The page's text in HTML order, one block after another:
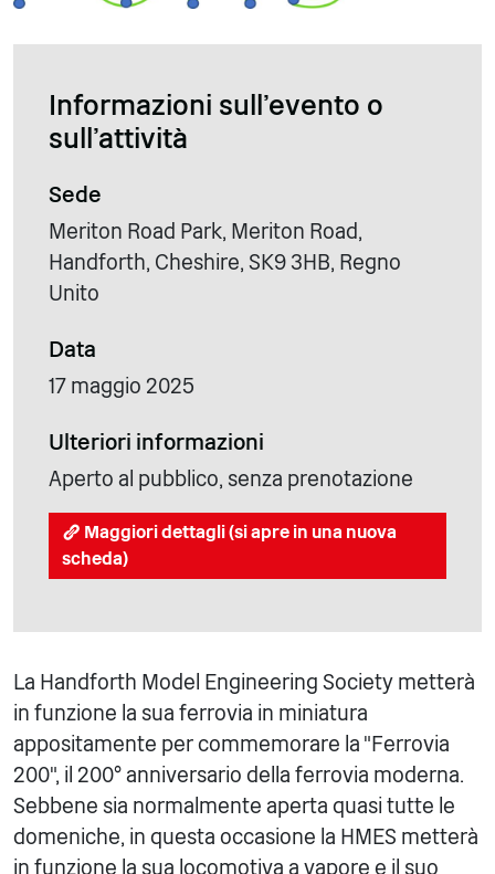
Informazioni sull'evento o
sull'attività
Sede
Meriton Road Park, Meriton Road,
Handforth, Cheshire, SK9 3HB, Regno
Unito
Data
17 maggio 2025
Ulteriori informazioni
Aperto al pubblico, senza prenotazione
Maggiori dettagli (si apre in una nuova
scheda)
La Handforth Model Engineering Society metterà
in funzione la sua ferrovia in miniatura
appositamente per commemorare la "Ferrovia
200", il 200° anniversario della ferrovia moderna.
Sebbene sia normalmente aperta quasi tutte le
domeniche, in questa occasione la HMES metterà
in funzione la sua locomotiva a vapore e il suo